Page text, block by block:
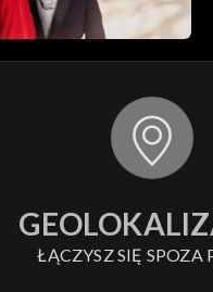
ŁĄCZYSZ SIĘ SPOZA